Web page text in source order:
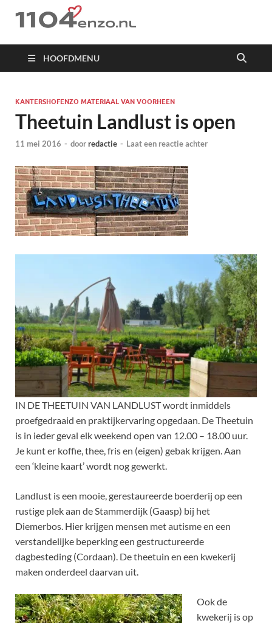
1104 en zo
HOOFDMENU
KANTERSHOFENZO MATERIAAL VAN VOORHEEN
Theetuin Landlust is open
11 mei 2016 - doorredactie - Laat een reactie achter
IN DE THEETUIN VAN LANDLUST wordt inmiddels
proefgedraaid en praktijkervaring opgedaan. De Theetuin
is in ieder geval elk weekend open van 12.00 – 18.00 uur.
Je kunt er koffie, thee, fris en (eigen) gebak krijgen. Aan
een ‘kleine kaart’ wordt nog gewerkt.
Landlust is een mooie, gerestaureerde boerderij op een
rustige plek aan de Stammerdijk (Gaasp) bij het
Diemerbos. Hier krijgen mensen met autisme en een
verstandelijke beperking een gestructureerde
dagbesteding (Cordaan). De theetuin en een kwekerij
maken onderdeel daarvan uit.
Ook de
kwekerij is op